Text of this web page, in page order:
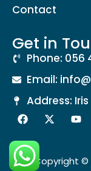
Contact
Get in
Phone: 056
Email:
Address:
Copyright ©